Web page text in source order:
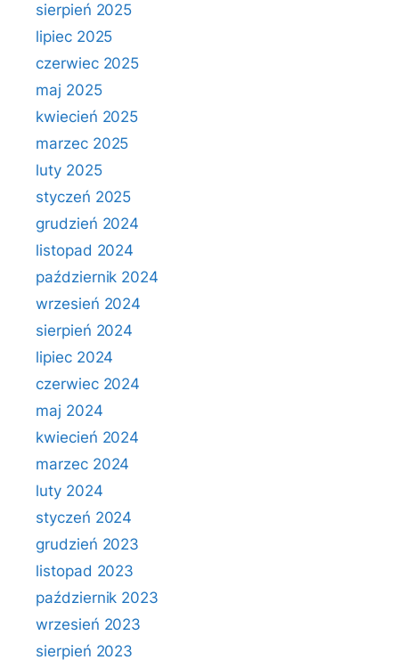
sierpień 2025
lipiec 2025
czerwiec 2025
maj 2025
kwiecień 2025
marzec 2025
luty 2025
styczeń 2025
grudzień 2024
listopad 2024
październik 2024
wrzesień 2024
sierpień 2024
lipiec 2024
czerwiec 2024
maj 2024
kwiecień 2024
marzec 2024
luty 2024
styczeń 2024
grudzień 2023
listopad 2023
październik 2023
wrzesień 2023
sierpień 2023